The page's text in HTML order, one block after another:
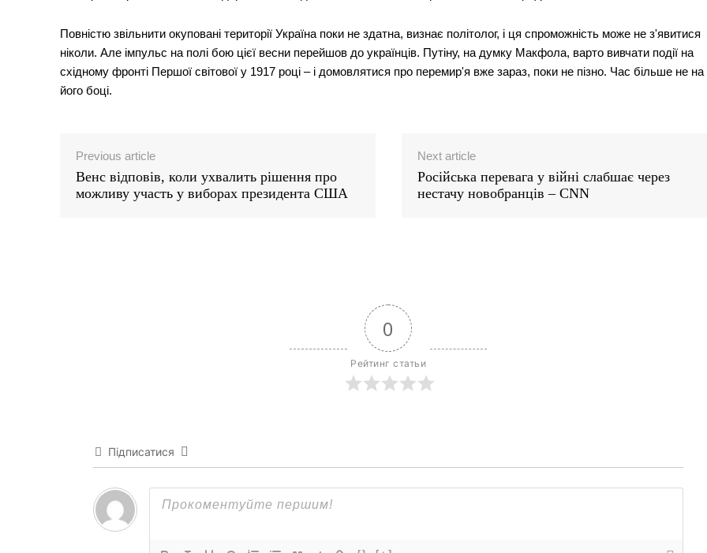
Повністю звільнити окуповані території Україна поки не здатна, визнає політолог, і ця спроможність може не з'явитися
ніколи. Але імпульс на полі бою цієї весни перейшов до українців. Путіну, на думку Макфола, варто вивчати події на
східному фронті Першої світової у 1917 році – і домовлятися про перемир'я вже зараз, поки не пізно. Час більше не на
його боці.
Previous article
Венс відповів, коли ухвалить рішення про
можливу участь у виборах президента США
Next article
Російська перевага у війні слабшає через
нестачу новобранців – CNN
0
Рейтинг статьи
Підписатися